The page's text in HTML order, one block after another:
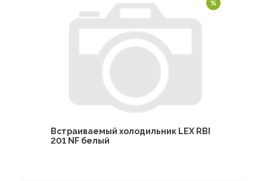
Встраиваемый холодильник LEX RBI
201 NF белый